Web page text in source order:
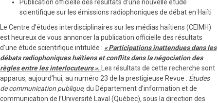
Publication officielle des résultats d’une nouvelle étude
scientifique sur les émissions radiophoniques de débat en Haïti
Le Centre d’études interdisciplinaires sur les médias haïtiens (CEIMH)
est heureux de vous annoncer la publication officielle des résultats
d’une étude scientifique intitulée : «Participations inattendues dans les
débats radiophoniques haïtiens et conflits dans la négociation des
règles entre les interlocuteurs».
Les résultats de cette recherche sont
apparus, aujourd’hui, au numéro 23 de la prestigieuse Revue : Études
de communication publique,du Département d’information et de
communication de l’Université Laval (Québec),sous la direction des